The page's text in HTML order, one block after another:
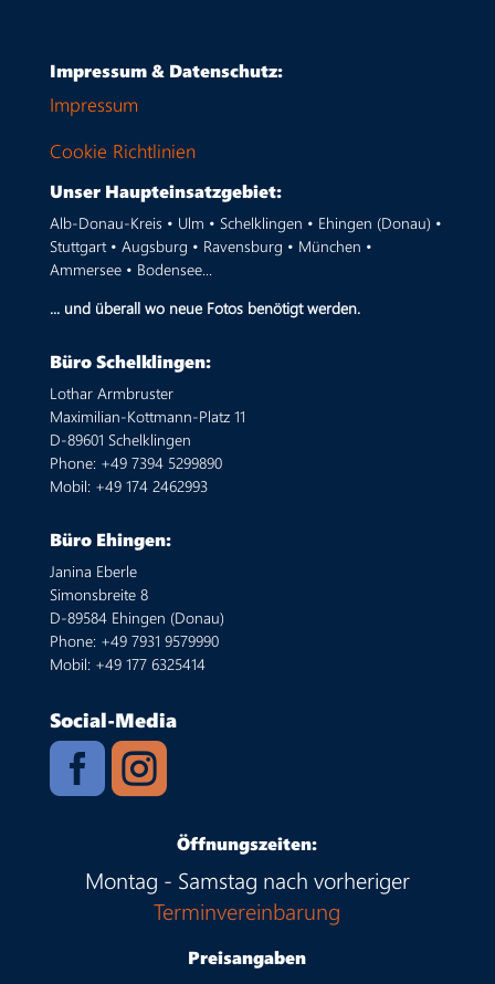
Impressum & Datenschutz:
Impressum
Cookie Richtlinien
Unser Haupteinsatzgebiet:
Alb-Donau-Kreis • Ulm • Schelklingen • Ehingen (Donau) •
Stuttgart • Augsburg • Ravensburg • München •
Ammersee • Bodensee...
... und überall wo neue Fotos benötigt werden.
Büro Schelklingen:
Lothar Armbruster
Maximilian-Kottmann-Platz 11
D-89601 Schelklingen
Phone: +49 7394 5299890
Mobil: +49 174 2462993
Büro Ehingen:
Janina Eberle
Simonsbreite 8
D-89584 Ehingen (Donau)
Phone: +49 7931 9579990
Mobil: +49 177 6325414
Social-Media

Öffnungszeiten:
Montag - Samstag nach vorheriger
Terminvereinbarung
Preisangaben